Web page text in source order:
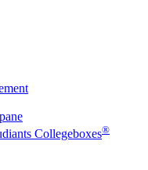
Collegeboxes®